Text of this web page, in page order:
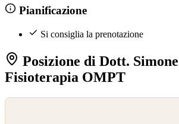
Pianificazione
Si consiglia la prenotazione
Posizione di Dott.
Fisioterapia OMPT